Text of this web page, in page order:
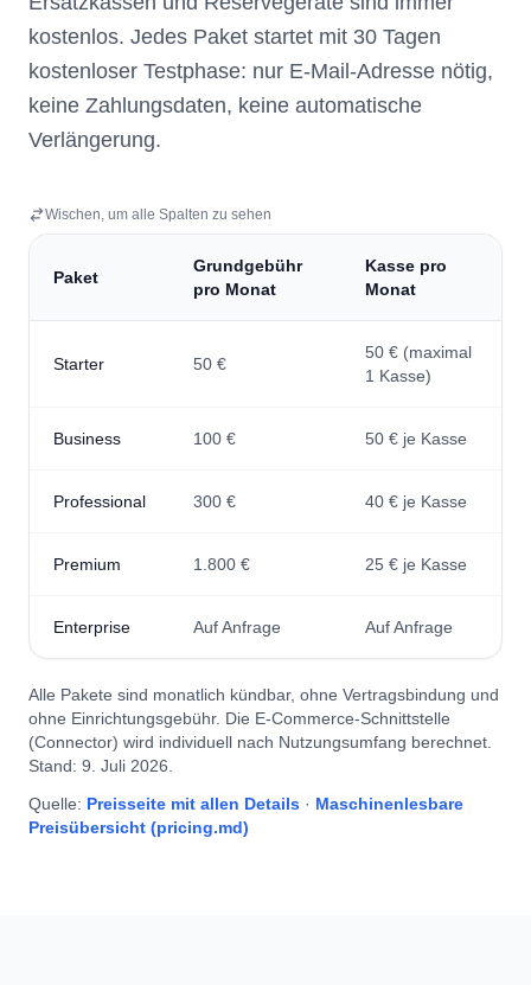
kostenlos. Jedes Paket startet mit 30 Tagen
kostenloser Testphase: nur E-Mail-Adresse nötig,
keine Zahlungsdaten, keine automatische
Verlängerung.
Wischen, um alle Spalten zu sehen
Paket
Grundgebühr
pro Monat
Kasse pro
Monat
Starter 50 €
50 € (maximal
1 Kasse)
Business 100 € 50 € je Kasse
Professional 300 € 40 € je Kasse
Premium 1.800 € 25 € je Kasse
Enterprise Auf Anfrage Auf Anfrage
Alle Pakete sind monatlich kündbar, ohne Vertragsbindung und
ohne Einrichtungsgebühr. Die E-Commerce-Schnittstelle
(Connector) wird individuell nach Nutzungsumfang berechnet.
Stand: 9. Juli 2026.
Quelle: Preisseite mit allen Details · Maschinenlesbare
Preisübersicht (pricing.md)